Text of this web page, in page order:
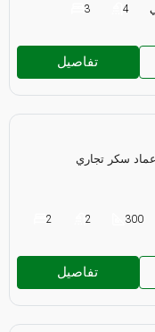
3 4
تفاصيل
عماد سكر تجاري
2 2 300
تفاصيل